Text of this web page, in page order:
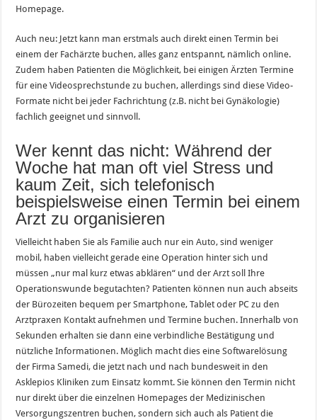
Homepage.
Auch neu: Jetzt kann man erstmals auch direkt einen Termin bei
einem der Fachärzte buchen, alles ganz entspannt, nämlich online.
Zudem haben Patienten die Möglichkeit, bei einigen Ärzten Termine
für eine Videosprechstunde zu buchen, allerdings sind diese Video-
Formate nicht bei jeder Fachrichtung (z.B. nicht bei Gynäkologie)
fachlich geeignet und sinnvoll.
Wer kennt das nicht: Während der
Woche hat man oft viel Stress und
kaum Zeit, sich telefonisch
beispielsweise einen Termin bei einem
Arzt zu organisieren
Vielleicht haben Sie als Familie auch nur ein Auto, sind weniger
mobil, haben vielleicht gerade eine Operation hinter sich und
müssen „nur mal kurz etwas abklären“ und der Arzt soll Ihre
Operationswunde begutachten? Patienten können nun auch abseits
der Bürozeiten bequem per Smartphone, Tablet oder PC zu den
Arztpraxen Kontakt aufnehmen und Termine buchen. Innerhalb von
Sekunden erhalten sie dann eine verbindliche Bestätigung und
nützliche Informationen. Möglich macht dies eine Softwarelösung
der Firma Samedi, die jetzt nach und nach bundesweit in den
Asklepios Kliniken zum Einsatz kommt. Sie können den Termin nicht
nur direkt über die einzelnen Homepages der Medizinischen
Versorgungszentren buchen, sondern sich auch als Patient die